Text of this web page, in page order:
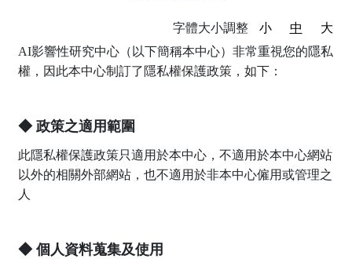
字體大小調整 小 中 大
AI影響性研究中心（以下簡稱本中心）非常重視您的隱私
權，因此本中心制訂了隱私權保護政策，如下：
◆ 政策之適用範圍
此隱私權保護政策只適用於本中心，不適用於本中心網站
以外的相關外部網站，也不適用於非本中心僱用或管理之
人
◆ 個人資料蒐集及使用